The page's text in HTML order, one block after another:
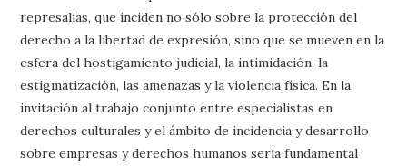
represalias, que inciden no sólo sobre la protección del
derecho a la libertad de expresión, sino que se mueven en la
esfera del hostigamiento judicial, la intimidación, la
estigmatización, las amenazas y la violencia física. En la
invitación al trabajo conjunto entre especialistas en
derechos culturales y el ámbito de incidencia y desarrollo
sobre empresas y derechos humanos sería fundamental